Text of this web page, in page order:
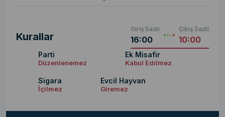
Kurallar
Giriş Saati
16:00
Çıkış Saati
10:00
Parti
Düzenlenemez
Ek Misafir
Kabul Edilmez
Sigara
İçilmez
Evcil Hayvan
Giremez